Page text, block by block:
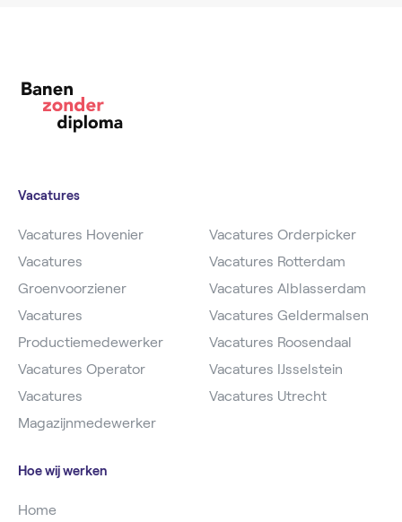
Vacatures
Vacatures Hovenier
Vacatures
Groenvoorziener
Vacatures
Productiemedewerker
Vacatures Operator
Vacatures
Magazijnmedewerker
Vacatures Orderpicker
Vacatures Rotterdam
Vacatures Alblasserdam
Vacatures Geldermalsen
Vacatures Roosendaal
Vacatures IJsselstein
Vacatures Utrecht
Hoe wij werken
Home